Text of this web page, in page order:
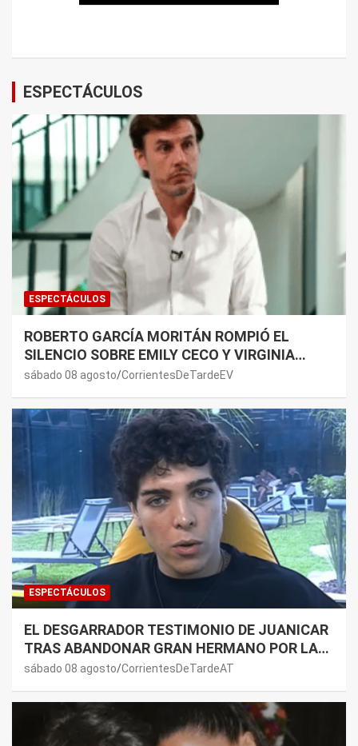
ESPECTÁCULOS
ESPECTÁCULOS
ROBERTO GARCÍA MORITÁN ROMPIÓ EL
SILENCIO SOBRE EMILY CECO Y VIRGINIA
GALLARDO: “DEDÍQUENSE A SUS VIDAS”
sábado 08 agosto CorrientesDeTardeEV
ESPECTÁCULOS
EL DESGARRADOR TESTIMONIO DE JUANICAR
TRAS ABANDONAR GRAN HERMANO POR LA
SALUD DE SU MAMÁ.
sábado 08 agosto CorrientesDeTardeAT